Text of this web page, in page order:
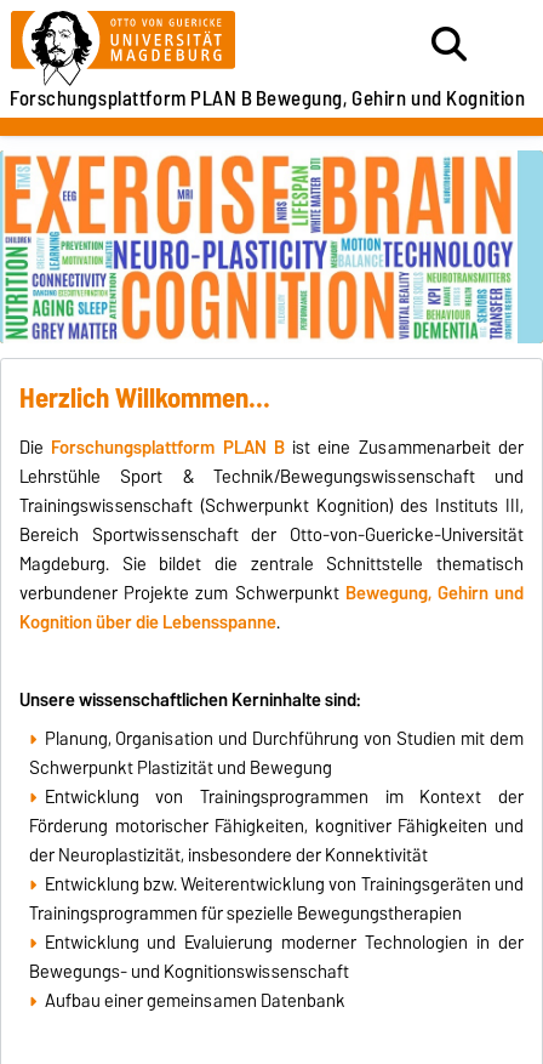
Forschungsplattform PLAN BBewegung, Gehirn und Kognition
Herzlich Willkommen...
Die Forschungsplattform PLAN Bist eine Zusammenarbeit der
Lehrstühle Sport & Technik/Bewegungswissenschaft und
Trainingswissenschaft (Schwerpunkt Kognition) des Instituts III,
Bereich Sportwissenschaft der Otto-von-Guericke-Universität
Magdeburg. Sie bildet die zentrale Schnittstelle thematisch
verbundener Projekte zum Schwerpunkt Bewegung, Gehirn und
Kognition über die Lebensspanne.
Unsere wissenschaftlichen Kerninhalte sind:
Planung, Organisation und Durchführung von Studien mit dem
Schwerpunkt Plastizität und Bewegung
Entwicklung von Trainingsprogrammen im Kontext der
Förderung motorischer Fähigkeiten, kognitiver Fähigkeiten und
der Neuroplastizität, insbesondere der Konnektivität
Entwicklung bzw. Weiterentwicklung von Trainingsgeräten und
Trainingsprogrammen für spezielle Bewegungstherapien
Entwicklung und Evaluierung moderner Technologien in der
Bewegungs- und Kognitionswissenschaft
Aufbau einer gemeinsamen Datenbank